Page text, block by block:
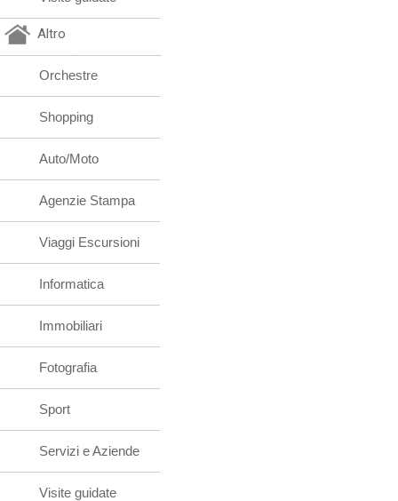
Altro
Orchestre
Shopping
Auto/Moto
Agenzie Stampa
Viaggi Escursioni
Informatica
Immobiliari
Fotografia
Sport
Servizi e Aziende
Visite guidate